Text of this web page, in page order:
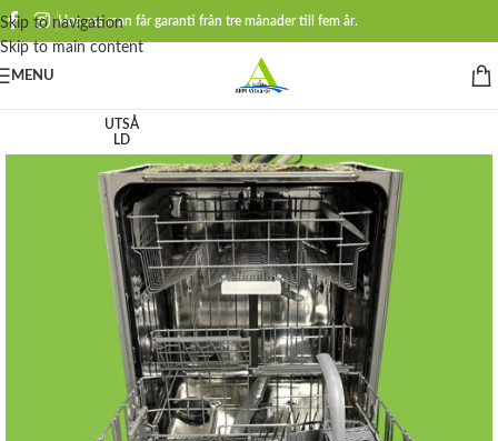
Skip to navigation
Skip to main content
Hos oss man får garanti från tre månader till fem år.
MENU
UTSÅ
LD